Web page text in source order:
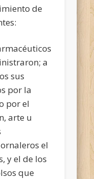
de
a
sus
por la
por el
arte u
el
y el de los
que